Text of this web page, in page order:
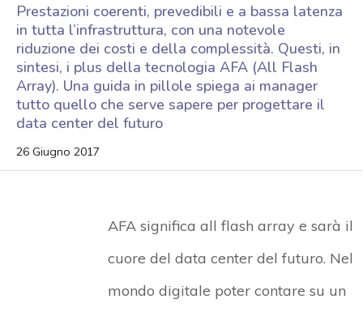
Prestazioni coerenti, prevedibili e a bassa latenza
in tutta l’infrastruttura, con una notevole
riduzione dei costi e della complessità. Questi, in
sintesi, i plus della tecnologia AFA (All Flash
Array). Una guida in pillole spiega ai manager
tutto quello che serve sapere per progettare il
data center del futuro
26 Giugno 2017
AFA significa all flash array e sarà il
cuore del data center del futuro. Nel
mondo digitale poter contare su un